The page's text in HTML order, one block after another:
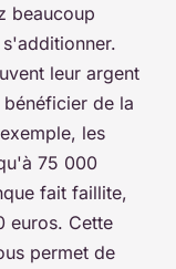
beaucoup
leur argent
de la
les
75 000
fait faillite,
euros. Cette
permet de